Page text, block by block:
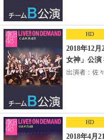
HD
2018年12
女神」公演
出演者：佐
HD
2018年4月